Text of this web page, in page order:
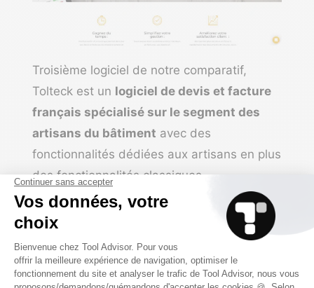
Troisième logiciel de notre comparatif,
Tolteck est un logiciel de devis et facture
français spécialisé sur le segment des
artisans du bâtiment avec des
fonctionnalités dédiées aux artisans en plus
des fonctionnalités classiques.
Les éléments qui font la différence chez
Tolteck se situent au niveau des
fonctionnalités dédiées aux professionnels
du BTP :